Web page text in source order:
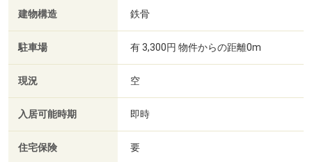
建物構造 鉄骨
駐車場 有 3,300円 物件からの距離0m
現況 空
入居可能時期 即時
住宅保険 要